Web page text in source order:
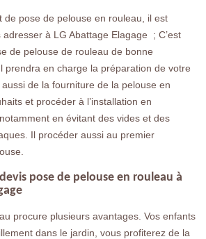
de pose de pelouse en rouleau, il est
à LG Abattage Elagage ; C’est
de pelouse de rouleau de bonne
prendra en charge la préparation de votre
de la fourniture de la pelouse en
et procéder à l’installation en
en évitant des vides et des
Il procéder aussi au premier
pose de pelouse en rouleau à
procure plusieurs avantages. Vos enfants
dans le jardin, vous profiterez de la